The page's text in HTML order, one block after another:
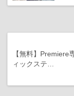
【無料】Premiere
ィックステ…